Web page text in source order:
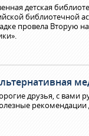
детская
библиотечной
провела Вторую
друзья, с вами
рекомендации